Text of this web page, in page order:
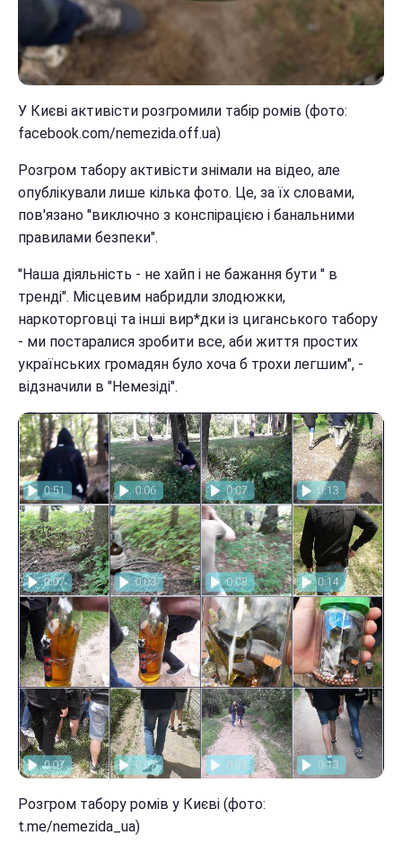
У Києві активісти розгромили табір ромів (фото:
facebook.com/nemezida.off.ua)
Розгром табору активісти знімали на відео, але
опублікували лише кілька фото. Це, за їх словами,
пов'язано "виключно з конспірацією і банальними
правилами безпеки".
"Наша діяльність - не хайп і не бажання бути " в
тренді". Місцевим набридли злодюжки,
наркоторговці та інші вир*дки із циганського табору
- ми постаралися зробити все, аби життя простих
українських громадян було хоча б трохи легшим", -
відзначили в "Немезіді".
Розгром табору ромів у Києві (фото:
t.me/nemezida_ua)